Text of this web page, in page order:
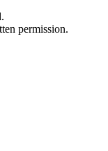
permission.